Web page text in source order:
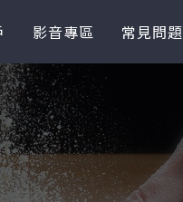
影音專區 常見問題